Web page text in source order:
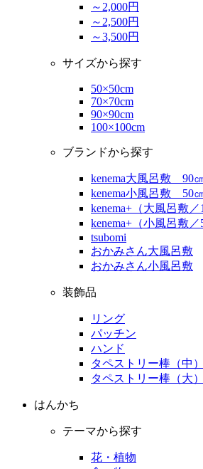
～2,000円
～2,500円
～3,500円
サイズから探す
50×50cm
70×70cm
90×90cm
100×100cm
ブランドから探す
kenema大風呂敷 90
kenema小風呂敷 50
kenema+（大風呂敷／
kenema+（小風呂敷／
tsubomi
おかみさん大風呂敷
おかみさん小風呂敷
装飾品
リング
パッチン
ハンド
タペストリー棒（中）
タペストリー棒（大）
はんかち
テーマから探す
花・植物